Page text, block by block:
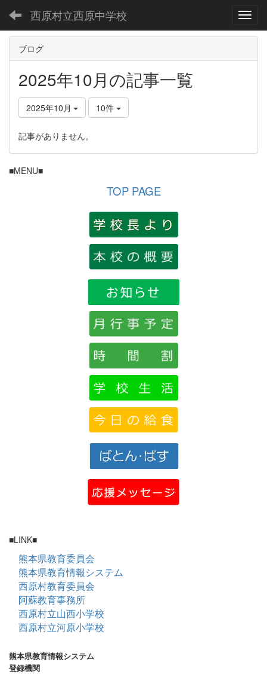
西原村立西原中学校
ブログ
2025年10月の記事一覧
2025年10月 10件
記事がありません。
■MENU■
TOP PAGE
■LINK■
熊本県教育委員会
熊本県教育情報システム
西原村教育委員会
阿蘇教育事務所
西原村立山西小学校
西原村立河原小学校
熊本県教育情報システム
登録機関